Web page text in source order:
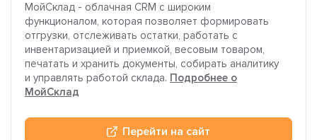
МойСклад - облачная CRM с широким
функционалом, которая позволяет формировать
отгрузки, отслеживать остатки, работать с
инвентаризацией и приемкой, весовым товаром,
печатать и хранить документы, собирать аналитику
и управлять работой склада. Подробнее о
МойСклад
Перейти на сайт